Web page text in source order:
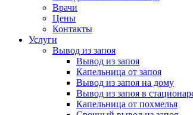
Врачи
Цены
Контакты
Услуги
Вывод из запоя
Вывод из запоя
Капельница от запоя
Вывод из запоя на дому
Вывод из запоя в
Капельница от похмелья